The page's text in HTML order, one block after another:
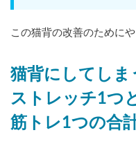
この猫背の改善のために
猫背にしてしま
ストレッチ1つ
筋トレ1つの合